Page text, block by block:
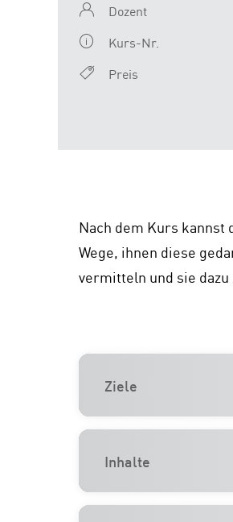
Dozent
Kurs-Nr.
Preis
Nach dem Kurs kannst
Wege, ihnen diese
vermitteln und sie dazu
Ziele
Inhalte